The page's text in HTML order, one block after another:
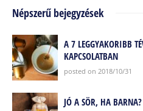
Népszerű bejegyzések
A 7 LEGGYAKORIBB
KAPCSOLATBAN
posted on 2018/10/31
JÓ A SÖR, HA BARNA?